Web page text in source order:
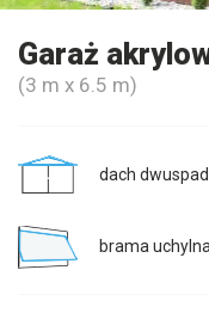
Garaż
(3 m x 6.5 m)
dach
brama uchylna